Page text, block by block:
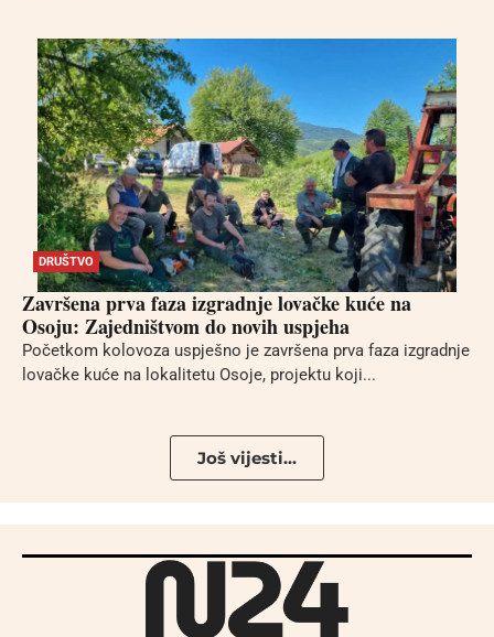
DRUŠTVO
Završena prva faza izgradnje lovačke kuće na
Osoju: Zajedništvom do novih uspjeha
Početkom kolovoza uspješno je završena prva faza izgradnje
lovačke kuće na lokalitetu Osoje, projektu koji...
Još vijesti...